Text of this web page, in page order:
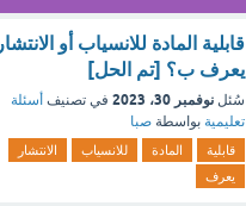
قابلية المادة للانسياب أو الانتشار
يعرف ب؟ [تم الحل]
سُئل نوفمبر 30، 2023 في تصنيف أسئلة
تعليمية بواسطة صبا
قابلية المادة للانسياب
الانتشار
يعرف